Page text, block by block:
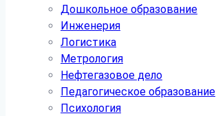
Дошкольное образование
Инженерия
Логистика
Метрология
Нефтегазовое дело
Педагогическое образование
Психология